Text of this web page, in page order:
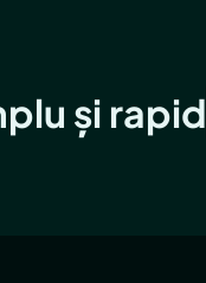
și rapid